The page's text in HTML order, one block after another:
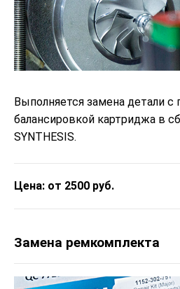
Выполняется замена детали
балансировкой картриджа в
SYNTHESIS.
Цена: от 2500 руб.
Замена ремкомплекта